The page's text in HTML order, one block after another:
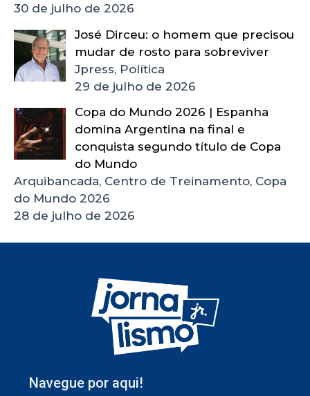
30 de julho de 2026
José Dirceu: o homem que precisou
mudar de rosto para sobreviver
Jpress, Política
29 de julho de 2026
Copa do Mundo 2026 | Espanha
domina Argentina na final e
conquista segundo título de Copa
do Mundo
Arquibancada, Centro de Treinamento, Copa
do Mundo 2026
28 de julho de 2026
Navegue por aqui!